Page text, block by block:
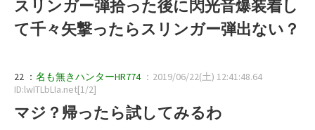
スリンガー弾拾った後に閃光音爆装着し
て千々矢撃ったらスリンガー弾出ない？
22 ： 名も無きハンターHR774 ：2019/06/22(土) 12:41:48.64
ID:lwITLbLIa.net[1/2]
マジ？帰ったら試してみるわ